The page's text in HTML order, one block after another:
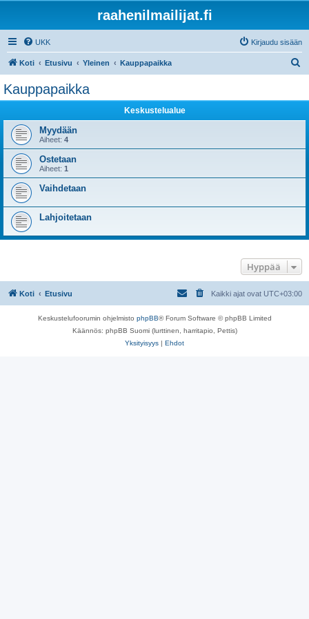
raahenilmailijat.fi
UKK Kirjaudu sisään
Koti Etusivu Yleinen Kauppapaikka
Kauppapaikka
Keskustelualue
Myydään
Aiheet: 4
Ostetaan
Aiheet: 1
Vaihdetaan
Lahjoitetaan
Hyppää
Koti Etusivu Kaikki ajat ovat UTC+03:00
Keskustelufoorumin ohjelmisto phpBB® Forum Software © phpBB Limited
Käännös: phpBB Suomi (lurttinen, harritapio, Pettis)
Yksityisyys | Ehdot